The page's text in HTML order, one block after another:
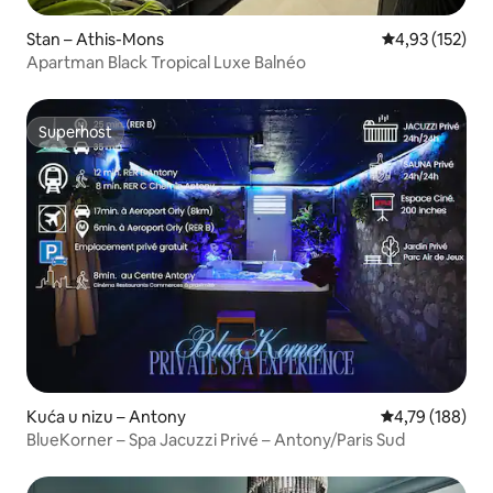
Stan – Athis-Mons Prosječna
4,93 (152)
Apartman Black Tropical Luxe Balnéo
Superhost
Superhost
Kuća u nizu – Antony Prosječna
4,79 (188)
BlueKorner – Spa Jacuzzi Privé – Antony/Paris Sud